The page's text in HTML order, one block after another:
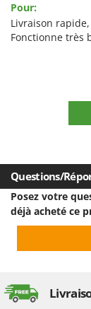
Pour:
Livraison
Fonctionne très
Questions/
Posez votre
déjà acheté ce